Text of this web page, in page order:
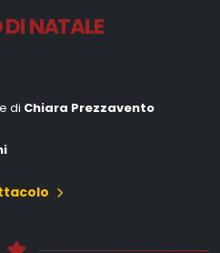
NATALE
di Chiara Prezzavento